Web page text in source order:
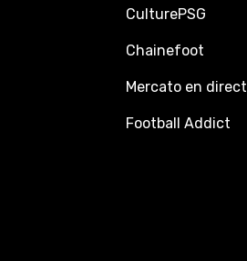
CulturePSG
Chainefoot
Mercato en direct
Football Addict